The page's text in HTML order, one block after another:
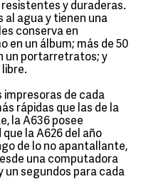
y duraderas.
agua y tienen una
conserva en
en un álbum; más de 50
un portarretratos; y
libre.
impresoras de cada
rápidas que las de la
la A636 posee
la A626 del año
de lo no apantallante,
una computadora
un segundos para cada